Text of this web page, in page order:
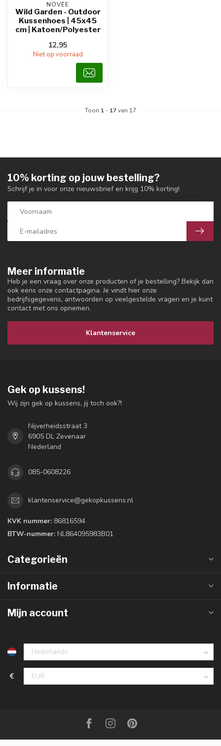
NOVÉE
Wild Garden - Outdoor
Kussenhoes | 45x45
cm | Katoen/Polyester
12,95
Niet op voorraad
Toon 1 - 17van 17
Meer informatie
Heb je een vraag over onze producten of je bestelling? Bekijk dan
ook eens onze contactpagina. Je vindt hier onze
bedrijfsgegevens, antwoorden op veelgestelde vragen en je kunt
contact met ons opnemen.
Klantenservice
10% korting op jouw bestelling?
Schrijf je in voor onze nieuwsbrief en krijg 10% korting!
Gek op kussens!
Wij zijn gek op kussens, jij toch ook?!
Nijverheidsstraat 3
6905 DL Zevenaar
Nederland
085-0608226
klantenservice@gekopkussens.nl
KVK nummer: 86816594
BTW-nummer: NL864095983B01
Categorieën
Informatie
Mijn account
€